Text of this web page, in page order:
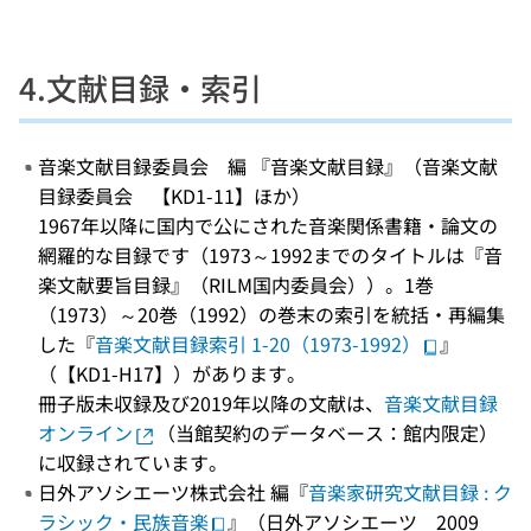
4.文献目録・索引
音楽文献目録委員会 編 『音楽文献目録』（音楽文献
目録委員会 【KD1-11】ほか）
1967年以降に国内で公にされた音楽関係書籍・論文の
網羅的な目録です（1973～1992までのタイトルは『音
楽文献要旨目録』（RILM国内委員会））。1巻
（1973）～20巻（1992）の巻末の索引を統括・再編集
した『音楽文献目録索引 1-20（1973-1992）
』
（【KD1-H17】）があります。
冊子版未収録及び2019年以降の文献は、 音楽文献目録
オンライン
（当館契約のデータベース：館内限定）
に収録されています。
日外アソシエーツ株式会社 編『音楽家研究文献目録 : ク
ラシック・民族音楽
』（日外アソシエーツ 2009